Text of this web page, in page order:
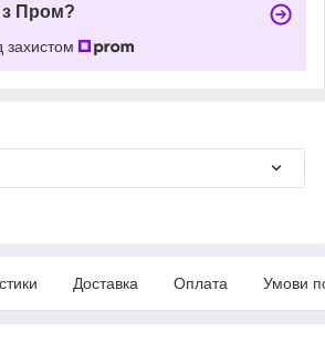
з Пром?
захистом
Доставка Оплата Умови